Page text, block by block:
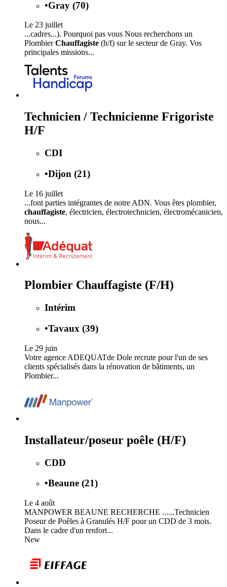
•Gray (70)
Le 23 juillet
...cadres...). Pourquoi pas vous Nous recherchons un
PlombierChauffagiste (h/f) sur le secteur de Gray. Vos
principales missions...
Technicien / Technicienne Frigoriste
H/F
CDI
•Dijon (21)
Le 16 juillet
...font parties intégrantes de notre ADN. Vous êtes plombier,
chauffagiste, électricien, électrotechnicien, électromécanicien,
nous...
Plombier Chauffagiste (F/H)
Intérim
•Tavaux (39)
Le 29 juin
Votre agence ADEQUATde Dole recrute pour l'un de ses
clients spécialisés dans la rénovation de bâtiments, un
Plombier...
Installateur/poseur poêle (H/F)
CDD
•Beaune (21)
Le 4 août
MANPOWER BEAUNE RECHERCHE ......Technicien
Poseur de Poêles à Granulés H/F pour un CDD de 3 mois.
Dans le cadre d'un renfort...
New